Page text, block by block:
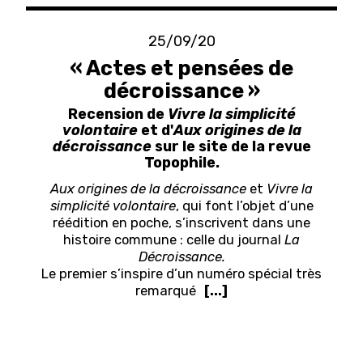
25/09/20
« Actes et pensées de
décroissance »
Recension de Vivre la simplicité
volontaire et d'Aux origines de la
décroissancesur le site de la revue
Topophile.
Aux origines de la décroissance et Vivre la
simplicité volontaire, qui font l’objet d’une
réédition en poche, s’inscrivent dans une
histoire commune : celle du journal La
Décroissance.
Le premier s’inspire d’un numéro spécial très
remarqué
[...]